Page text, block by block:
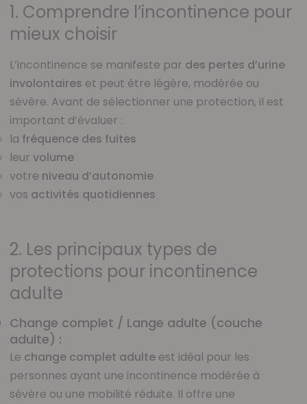
1. Comprendre l’incontinence pour
mieux choisir
L’incontinence se manifeste par des pertes d’urine
involontaires et peut être légère, modérée ou
sévère. Avant de sélectionner une protection, il est
important d’évaluer :
la fréquence des fuites
leur volume
votre niveau d’autonomie
vos activités quotidiennes
2. Les principaux types de
protections pour incontinence
adulte
Change complet / Lange adulte (couche
adulte) :
Le change complet adulte est idéal pour les
personnes ayant une incontinence modérée à
sévère ou une mobilité réduite. Il offre une